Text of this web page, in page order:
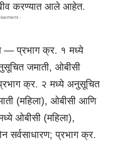
करण्यात आले आहेत.
-
— प्रभाग क्र. १ मध्ये
जमाती, ओबीसी
क्र. २ मध्ये अनुसूचित
(महिला), ओबीसी आणि
ओबीसी (महिला),
सर्वसाधारण; प्रभाग क्र.